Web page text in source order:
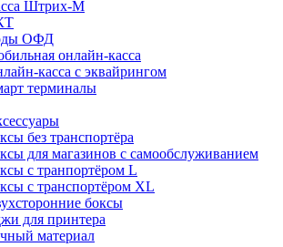
Штрих-М
ОФД
онлайн-касса
касса с эквайрингом
терминалы
без транспортёра
для магазинов с самообслуживанием
с транпортёром L
с транспортёром XL
боксы
для принтера
материал